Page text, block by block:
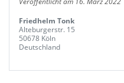
Friedhelm Tonk
Alteburgerstr. 15
50678 Köln
Deutschland